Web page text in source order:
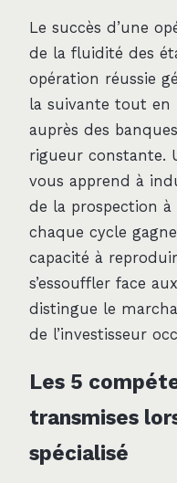
Le succès d’une
de la fluidité des
opération réussie
la suivante tout
auprès des
rigueur constante.
vous apprend à
de la prospection
chaque cycle
capacité à
s’essouffler face
distingue le
de l’investisseur
Les 5
transmises
spécialisé